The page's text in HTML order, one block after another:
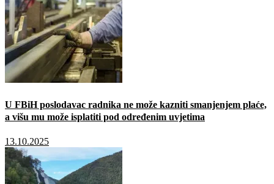
U FBiH poslodavac radnika ne može kazniti smanjenjem plaće,
a višu mu može isplatiti pod određenim uvjetima
13.10.2025